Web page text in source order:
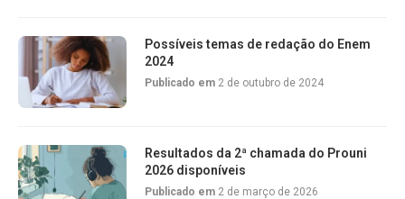
Possíveis temas de redação do Enem
2024
Publicado em 2 de outubro de 2024
Resultados da 2ª chamada do Prouni
2026 disponíveis
Publicado em 2 de março de 2026